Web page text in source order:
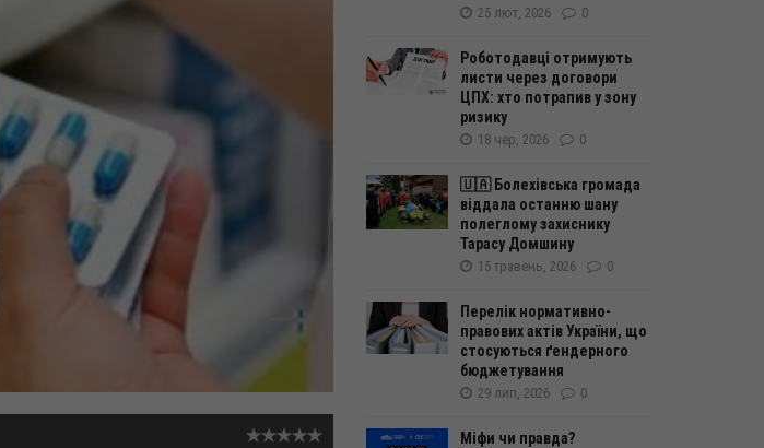
25 лют, 2026 0
Роботодавці отримують
листи через договори
ЦПХ: хто потрапив у зону
ризику
18 чер, 2026 0
🇺🇦 Болехівська громада
віддала останню шану
полеглому захиснику
Тарасу Домшину
15 травень, 2026 0
Перелік нормативно-
правових актів України, що
стосуються ґендерного
бюджетування
29 лип, 2026 0
Міфи чи правда?